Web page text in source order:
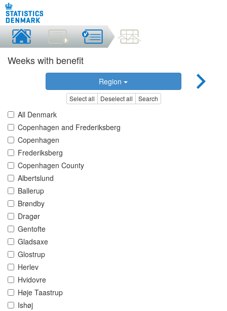
Weeks with benefit
Region
Select all Deselect all Search
All Denmark
Copenhagen and Frederiksberg
Copenhagen
Frederiksberg
Copenhagen County
Albertslund
Ballerup
Brøndby
Dragør
Gentofte
Gladsaxe
Glostrup
Herlev
Hvidovre
Høje Taastrup
Ishøj